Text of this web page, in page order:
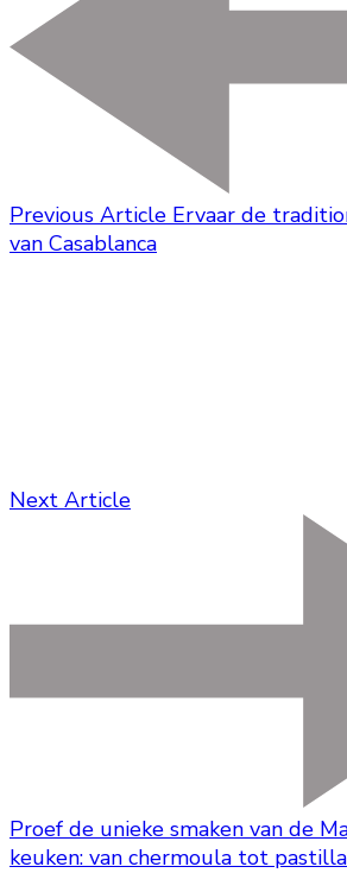
Previous Article Ervaar de
van Casablanca
Next Article
Proef de unieke smaken van de
keuken: van chermoula tot pastilla